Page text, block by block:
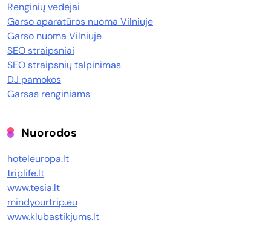
Renginių vedėjai
Garso aparatūros nuoma Vilniuje
Garso nuoma Vilniuje
SEO straipsniai
SEO straipsnių talpinimas
DJ pamokos
Garsas renginiams
Nuorodos
hoteleuropa.lt
triplife.lt
www.tesia.lt
mindyourtrip.eu
www.klubastikjums.lt